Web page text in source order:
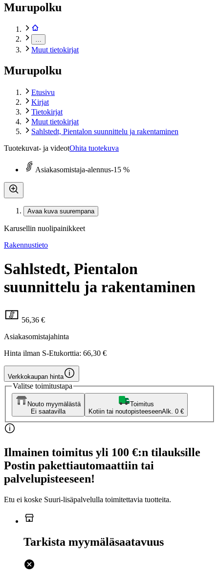
Murupolku
Muut tietokirjat
Murupolku
Etusivu
Kirjat
Tietokirjat
Muut tietokirjat
Sahlstedt, Pientalon suunnittelu ja rakentaminen
Tuotekuvat- ja videotOhita tuotekuva
Asiakasomistaja-alennus-15 %
Avaa kuva suurempana
Karusellin nuolipainikkeet
Rakennustieto
Sahlstedt, Pientalon
suunnittelu ja rakentaminen
56,36 €
Asiakasomistajahinta
Hinta ilman S-Etukorttia: 66,30 €
Verkkokaupan hinta
Valitse toimitustapa
Nouto myymälästä
Ei saatavilla
Toimitus
Kotiin tai noutopisteeseenAlk. 0 €
Ilmainen toimitus yli 100 €:n tilauksille
Postin pakettiautomaattiin tai
palvelupisteeseen!
Etu ei koske Suuri‑lisäpalvelulla toimitettavia tuotteita.
Tarkista myymäläsaatavuus